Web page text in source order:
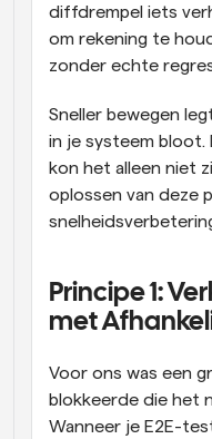
diffdrempel iets
om rekening te
zonder echte
Sneller bewegen
in je systeem bloot.
kon het alleen niet
oplossen van deze
Principe 1:
met
Voor ons was een
blokkeerde die het
Wanneer je E2E-